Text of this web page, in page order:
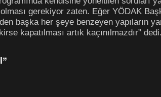
gerekiyor zaten. Eğer YÖDAK
başka her şeye benzeyen yapıların
kapatılması artık kaçınılmazdır” dedi.